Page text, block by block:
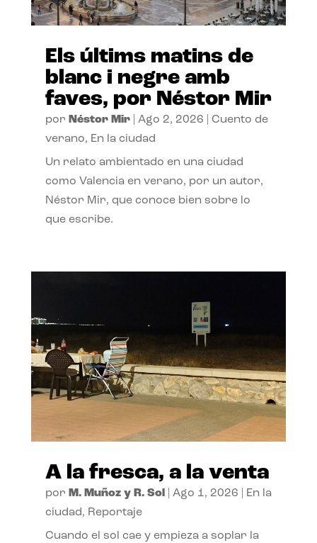
Els últims matins de
blanc i negre amb
faves, por Néstor Mir
por Néstor Mir| Ago 2, 2026
Cuento de
verano, En la ciudad
Un relato ambientado en una ciudad
como Valencia en verano, por un autor,
Néstor Mir, que conoce bien sobre lo
que escribe.
A la fresca, a la venta
por M. Muñoz y R. Sol| Ago 1, 2026
En la
ciudad, Reportaje
Cuando el sol cae y empieza a soplar la